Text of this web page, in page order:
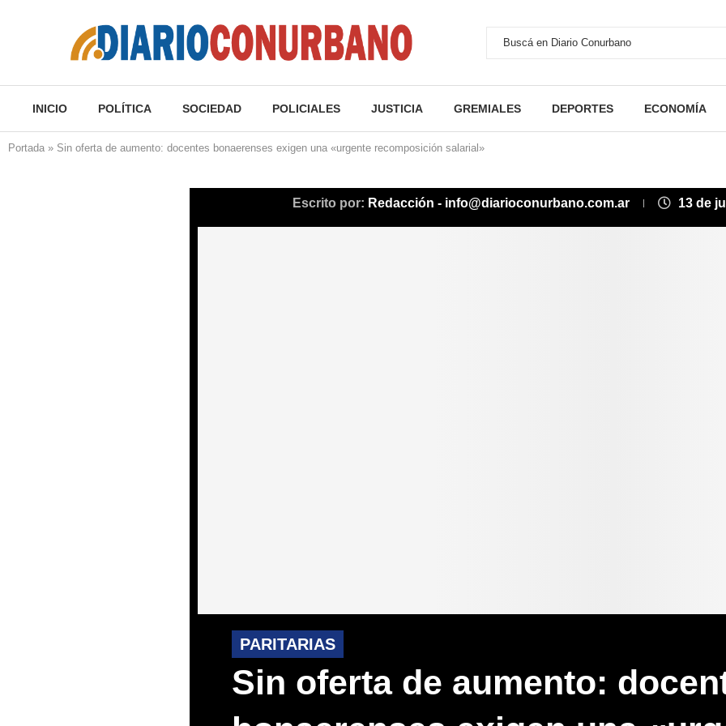
INICIO POLÍTICA SOCIEDAD POLICIALES JUSTICIA GREMIALES DEPORTES ECONOMÍA
Portada » Sin oferta de aumento: docentes bonaerenses exigen una «urgente recomposición salarial»
Escrito por: Redacción - info@diarioconurbano.com.ar 13 de
PARITARIAS
Sin oferta de aumento: